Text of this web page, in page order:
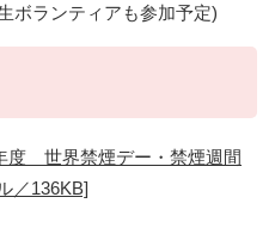
ボランティアも参加予定)
度 世界禁煙デー・禁煙週間
／136KB]